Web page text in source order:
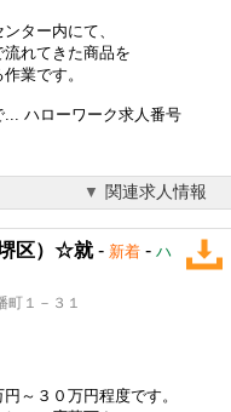
ター内にて、
れてきた商品を
業です。
... ハローワーク求人番号
関連求人情報
区）☆就- 新着 - ハ
１－３１
～３０万円程度です。